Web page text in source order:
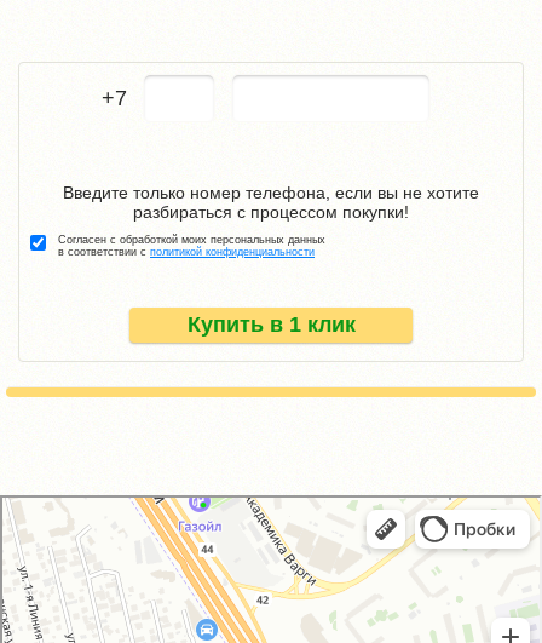
+7
Купить в 1 клик
Введите только номер телефона, если вы не хотите
разбираться с процессом покупки!
Согласен с обработкой моих персональных данных
в соответствии с политикой конфиденциальности
GM-City&VAG-Repair
Автосервис, автотехцентр в Москве
Магазин автозапчастей и автотоваров в Москве